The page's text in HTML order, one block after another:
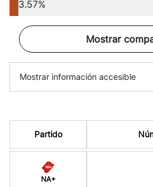
3.57%
Mostrar
Mostrar información accesible
Partido
NA+